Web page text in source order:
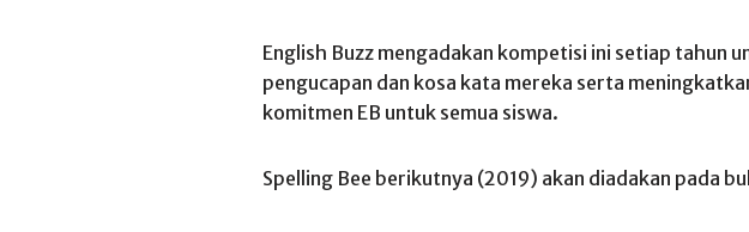
English Buzz mengadakan kompetisi ini setiap tahun
pengucapan dan kosa kata mereka serta
komitmen EB untuk semua siswa.
Spelling Bee berikutnya (2019) akan diadakan pada